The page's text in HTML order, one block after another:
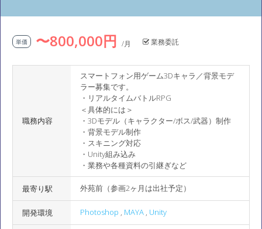
単価 〜800,000円 /月 業務委託
職務内容
スマートフォン用ゲーム3Dキャラ／背景モデ
ラー募集です。
・リアルタイムバトルRPG
＜具体的には＞
・3Dモデル（キャラクター/ボス/武器）制作
・背景モデル制作
・スキニング対応
・Unity組み込み
・業務や各種資料の引継ぎなど
最寄り駅 外苑前（参画2ヶ月は出社予定）
開発環境 Photoshop , MAYA , Unity